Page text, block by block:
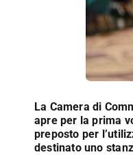
La Camera di
apre per la prima
preposto per
destinato uno